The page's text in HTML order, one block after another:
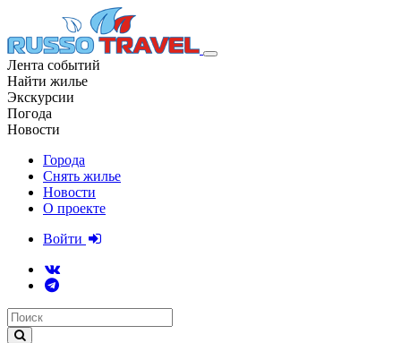
Лента событий
Найти жилье
Экскурсии
Погода
Новости
Города
Снять жилье
Новости
О проекте
Войти